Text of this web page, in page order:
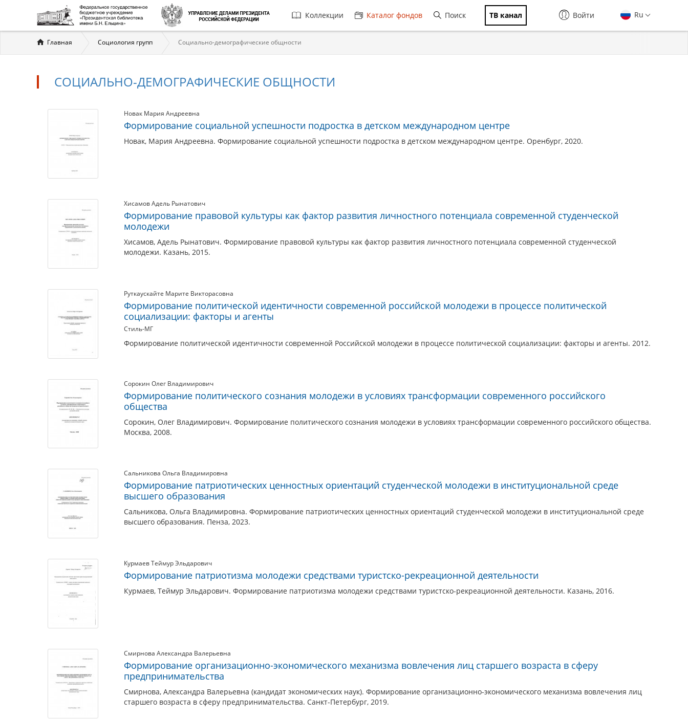
Главная
навигация
Коллекции Каталог фондов Поиск ТВ канал Ru
Войти
Вы
здесь
Главная Социология групп Социально-демографические общности
СОЦИАЛЬНО-ДЕМОГРАФИЧЕСКИЕ ОБЩНОСТИ
Социально-
демографические
общности
Материалы
теме
Новак Мария Андреевна
Формирование социальной успешности подростка в детском международном центре
Новак, Мария Андреевна. Формирование социальной успешности подростка в детском международном центре. Оренбург, 2020.
Хисамов Адель Рынатович
Формирование правовой культуры как фактор развития личностного потенциала современной студенческой
молодежи
Хисамов, Адель Рынатович. Формирование правовой культуры как фактор развития личностного потенциала современной студенческой
молодежи. Казань, 2015.
Руткаускайте Марите Викторасовна
Формирование политической идентичности современной российской молодежи в процессе политической
социализации: факторы и агенты
Стиль-МГ
Формирование политической идентичности современной Российской молодежи в процессе политической социализации: факторы и агенты. 2012.
Сорокин Олег Владимирович
Формирование политического сознания молодежи в условиях трансформации современного российского
общества
Сорокин, Олег Владимирович. Формирование политического сознания молодежи в условиях трансформации современного российского общества.
Москва, 2008.
Сальникова Ольга Владимировна
Формирование патриотических ценностных ориентаций студенческой молодежи в институциональной среде
высшего образования
Сальникова, Ольга Владимировна. Формирование патриотических ценностных ориентаций студенческой молодежи в институциональной среде
высшего образования. Пенза, 2023.
Курмаев Теймур Эльдарович
Формирование патриотизма молодежи средствами туристско-рекреационной деятельности
Курмаев, Теймур Эльдарович. Формирование патриотизма молодежи средствами туристско-рекреационной деятельности. Казань, 2016.
Смирнова Александра Валерьевна
Формирование организационно-экономического механизма вовлечения лиц старшего возраста в сферу
предпринимательства
Смирнова, Александра Валерьевна (кандидат экономических наук). Формирование организационно-экономического механизма вовлечения лиц
старшего возраста в сферу предпринимательства. Санкт-Петербург, 2019.